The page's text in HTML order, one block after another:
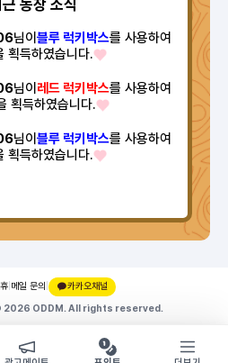
농장 소식
님이 블루 럭키박스를 사용하여
획득하였습니다.
님이 레드 럭키박스를 사용하여
획득하였습니다.
님이 블루 럭키박스를 사용하여
획득하였습니다.
6 씨앗
메일 문의 |
카카오채널
2026 ODDM. All rights reserved.
쇼핑몰 구경하기
방문시 1G